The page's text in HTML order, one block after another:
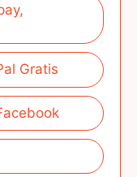
Gratis